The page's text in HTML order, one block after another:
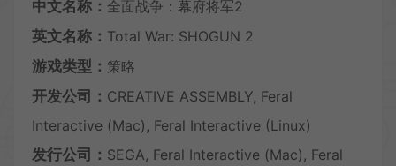
中文名称： 全面战争：幕府将军2
英文名称： Total War: SHOGUN 2
游戏类型： 策略
开发公司： CREATIVE ASSEMBLY, Feral
Interactive (Mac), Feral Interactive (Linux)
发行公司： SEGA, Feral Interactive (Mac), Feral